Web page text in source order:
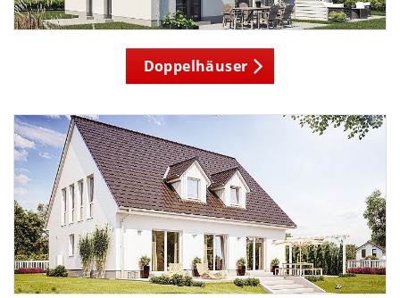
Doppelhäuser